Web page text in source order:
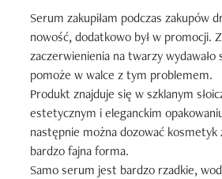
Serum zakupiłam podczas zakupów
nowość, dodatkowo był w promocji.
zaczerwienienia na twarzy
pomoże w walce z tym problemem.
Produkt znajduje się w szklanym
estetycznym i eleganckim
następnie można dozować kosmetyk
bardzo fajna forma.
Samo serum jest bardzo rzadkie,